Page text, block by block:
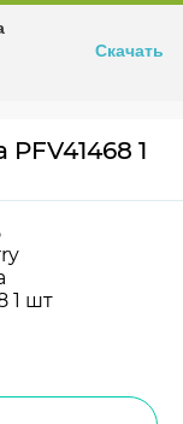
1
Скачать